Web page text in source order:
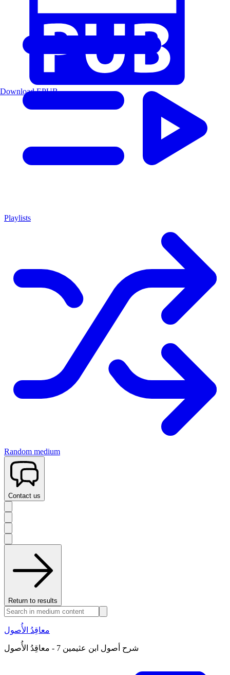
Playlists
Random medium
Contact us
Return to results
معاقِدُ الأُصول
شرح أصول ابن عثيمين 7 - معاقِدُ الأُصول
Download EPUB